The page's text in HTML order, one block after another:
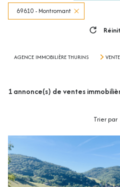
69610 - Montromant
AGENCE IMMOBILIÈRE THURINS VENTE
1annonce(s) de ventes
Trier par